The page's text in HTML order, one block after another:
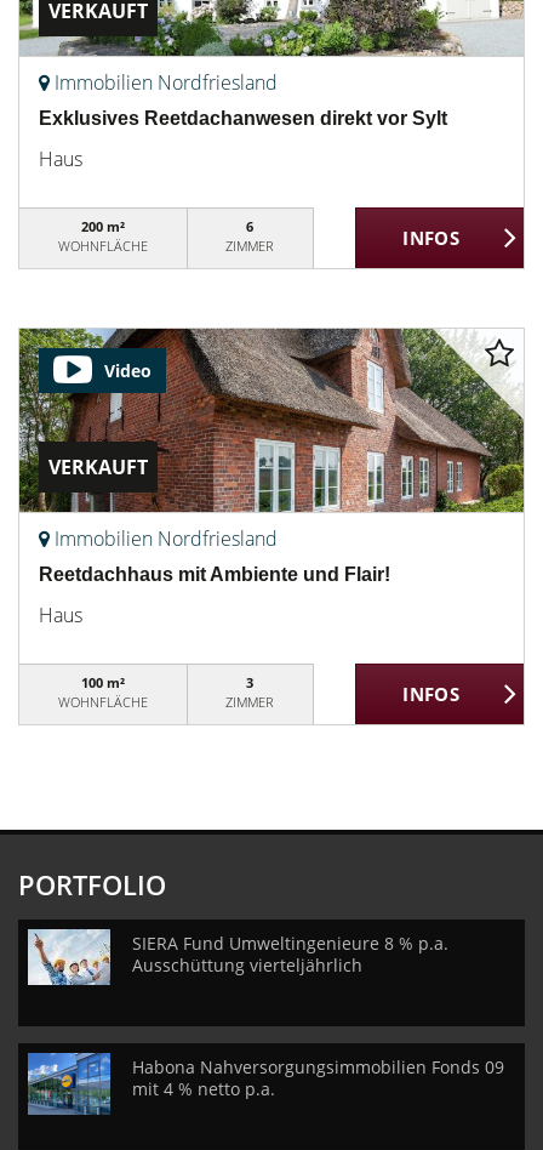
VERKAUFT
Immobilien Nordfriesland
Exklusives Reetdachanwesen direkt vor Sylt
Haus
200 m²
WOHNFLÄCHE
6
ZIMMER
VERKAUFT
Video
Immobilien Nordfriesland
Reetdachhaus mit Ambiente und Flair!
Haus
100 m²
WOHNFLÄCHE
3
ZIMMER
PORTFOLIO
SIERA Fund Umweltingenieure 8 % p.a.
Ausschüttung vierteljährlich
Habona Nahversorgungsimmobilien Fonds 09
mit 4 % netto p.a.